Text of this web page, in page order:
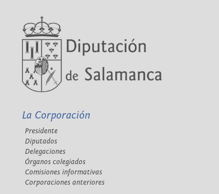
La Corporación
Presidente
Diputados
Delegaciones
Órganos colegiados
Comisiones informativas
Corporaciones anteriores